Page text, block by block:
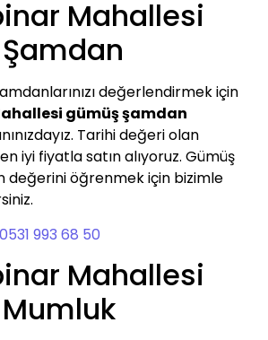
Mahallesi
değerlendirmek için
gümüş şamdan
Tarihi değeri olan
iyi fiyatla satın alıyoruz. Gümüş
değerini öğrenmek için bizimle
0531 993 68 50
Mahallesi